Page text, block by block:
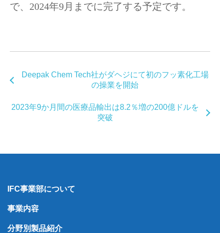
で、2024年9月までに完了する予定です。
Deepak Chem Tech社がダヘジにて初のフッ素化工場
の操業を開始
2023年9か月間の医療品輸出は8.2％増の200億ドルを
突破
IFC事業部について
事業内容
分野別製品紹介